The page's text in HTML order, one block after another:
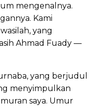
mengenalnya.
Kami
yang
Ahmad Fuady —
yang berjudul
menyimpulkan
saya. Umur